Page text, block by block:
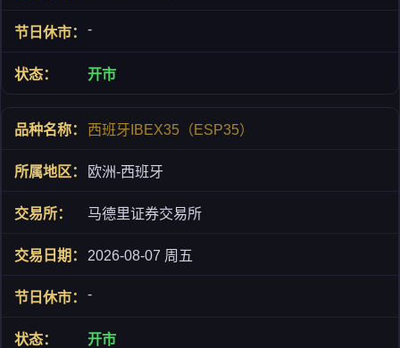
-
开市
西班牙IBEX35（ESP35）
欧洲-西班牙
马德里证券交易所
2026-08-07 周五
-
开市